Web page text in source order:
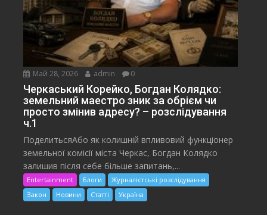
Май 28, 2026 admin 0
Черкаський Корейко, Богдан Колядко:
земельний маестро зник за обрієм чи
просто змінив адресу? – розслідування
ч.1
ПоделитьсяАбо як колишній впливовий функціонер
земельної комісії міста Черкас, Богдан Колядко
залишив після себе більше запитань,...
Entertainment Блоги
Журналістські розслідування
Закон
Новини Статті Україна